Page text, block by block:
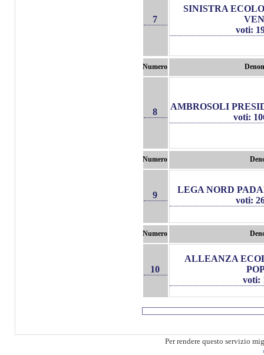
7
SINISTRA
voti:
Numero
8
AMBROSOLI
voti:
Numero
9
LEGA NORD
voti:
Numero
10
ALLEANZA
voti:
Per rendere questo servizio